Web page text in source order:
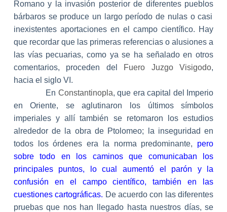
Romano y la invasión posterior de diferentes pueblos
bárbaros se produce un largo período de nulas o casi
inexistentes aportaciones en el campo científico. Hay
que recordar que las primeras referencias o alusiones a
las vías pecuarias, como ya se ha señalado en otros
comentarios, proceden del
Fuero Juzgo Visigodo,
hacia el siglo VI.
En Constantinopla, que era capital del Imperio
en Oriente, se aglutinaron los últimos símbolos
imperiales y allí también se retomaron los estudios
alrededor de la obra de Ptolomeo; la inseguridad en
todos los órdenes era la norma predominante, pero
sobre todo en los caminos que comunicaban los
principales puntos, lo cual aumentó el parón y la
confusión en el campo científico, también en las
cuestiones cartográficas. De acuerdo con las diferentes
pruebas que nos han llegado hasta nuestros días, se